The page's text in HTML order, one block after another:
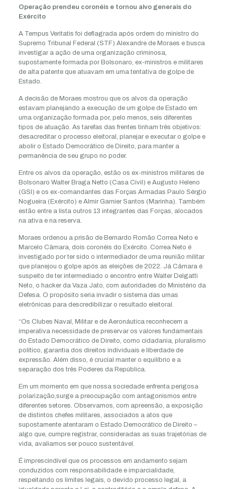
Operação prendeu coronéis e tornou alvo generais do
Exército
A Tempus Veritatis foi deflagrada após ordem do ministro do
Supremo Tribunal Federal (STF) Alexandre de Moraes e busca
investigar a ação de uma organização criminosa,
supostamente formada por Bolsonaro, ex-ministros e militares
de alta patente que atuavam em uma tentativa de golpe de
Estado.
A decisão de Moraes mostrou que os alvos da operação
estavam planejando a execução de um golpe de Estado em
uma organização formada por, pelo menos, seis diferentes
tipos de atuação. As tarefas das frentes tinham três objetivos:
desacreditar o processo eleitoral, planejar e executar o golpe e
abolir o Estado Democrático de Direito, para manter a
permanência de seu grupo no poder.
Entre os alvos da operação, estão os ex-ministros militares de
Bolsonaro Walter Braga Netto (Casa Civil) e Augusto Heleno
(GSI) e os ex-comandantes das Forças Armadas Paulo Sérgio
Nogueira (Exército) e Almir Garnier Santos (Marinha). Também
estão entre a lista outros 13 integrantes das Forças, alocados
na ativa e na reserva.
Moraes ordenou a prisão de Bernardo Romão Correa Neto e
Marcelo Câmara, dois coronéis do Exército. Correa Neto é
investigado por ter sido o intermediador de uma reunião militar
que planejou o golpe após as eleições de 2022. Já Câmara é
suspeito de ter intermediado o encontro entre Walter Delgatti
Neto, o hacker da Vaza Jato, com autoridades do Ministério da
Defesa. O propósito seria invadir o sistema das urnas
eletrônicas para descredibilizar o resultado eleitoral.
“Os Clubes Naval, Militar e de Aeronáutica reconhecem a
imperativa necessidade de preservar os valores fundamentais
do Estado Democrático de Direito, como cidadania, pluralismo
político, garantia dos direitos individuais e liberdade de
expressão. Além disso, é crucial manter o equilíbrio e a
separação dos três Poderes da República.
Em um momento em que nossa sociedade enfrenta perigosa
polarização,surge a preocupação com antagonismos entre
diferentes setores. Observamos, com apreensão, a exposição
de distintos chefes militares, associados a atos que
supostamente atentaram o Estado Democrático de Direito –
algo que, cumpre registrar, consideradas as suas trajetórias de
vida, avaliamos ser pouco sustentável.
É imprescindível que os processos em andamento sejam
conduzidos com responsabilidade e imparcialidade,
respeitando os limites legais, o devido processo legal, a